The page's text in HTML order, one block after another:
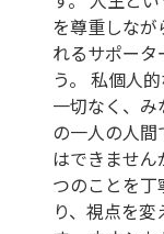
を尊重しなが
れるサポー
う。 私個人
一切なく、
の一人の人間
はできませ
つのことを
り、視点を